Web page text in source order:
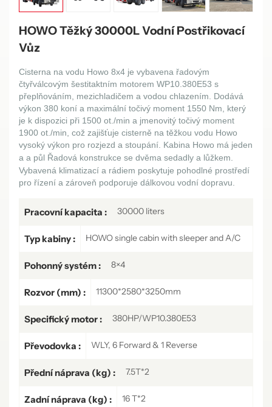
HOWO Těžký 30000L Vodní Postřikovací
Vůz
Cisterna na vodu Howo 8x4 je vybavena řadovým
čtyřválcovým šestitaktním motorem WP10.380E53 s
přeplňováním, mezichladičem a vodou chlazením. Dodává
výkon 380 koní a maximální točivý moment 1550 Nm, který
je k dispozici při 1500 ot./min a jmenovitý točivý moment
1900 ot./min, což zajišťuje cisterně na těžkou vodu Howo
vysoký výkon pro rozjezd a stoupání. Kabina Howo má jeden
a a půl Řadová konstrukce se dvěma sedadly a lůžkem.
Vybavená klimatizací a rádiem poskytuje pohodlné prostředí
pro řízení a zároveň podporuje dálkovou vodní dopravu.
Pracovní kapacita : 30000 liters
Typ kabiny : HOWO single cabin with sleeper and A/C
Pohonný systém : 8×4
Rozvor (mm) : 11300*2580*3250mm
Specifický motor : 380HP/WP10.380E53
Převodovka : WLY, 6 Forward & 1 Reverse
Přední náprava (kg) : 7.5T*2
Zadní náprava (kg) : 16 T*2